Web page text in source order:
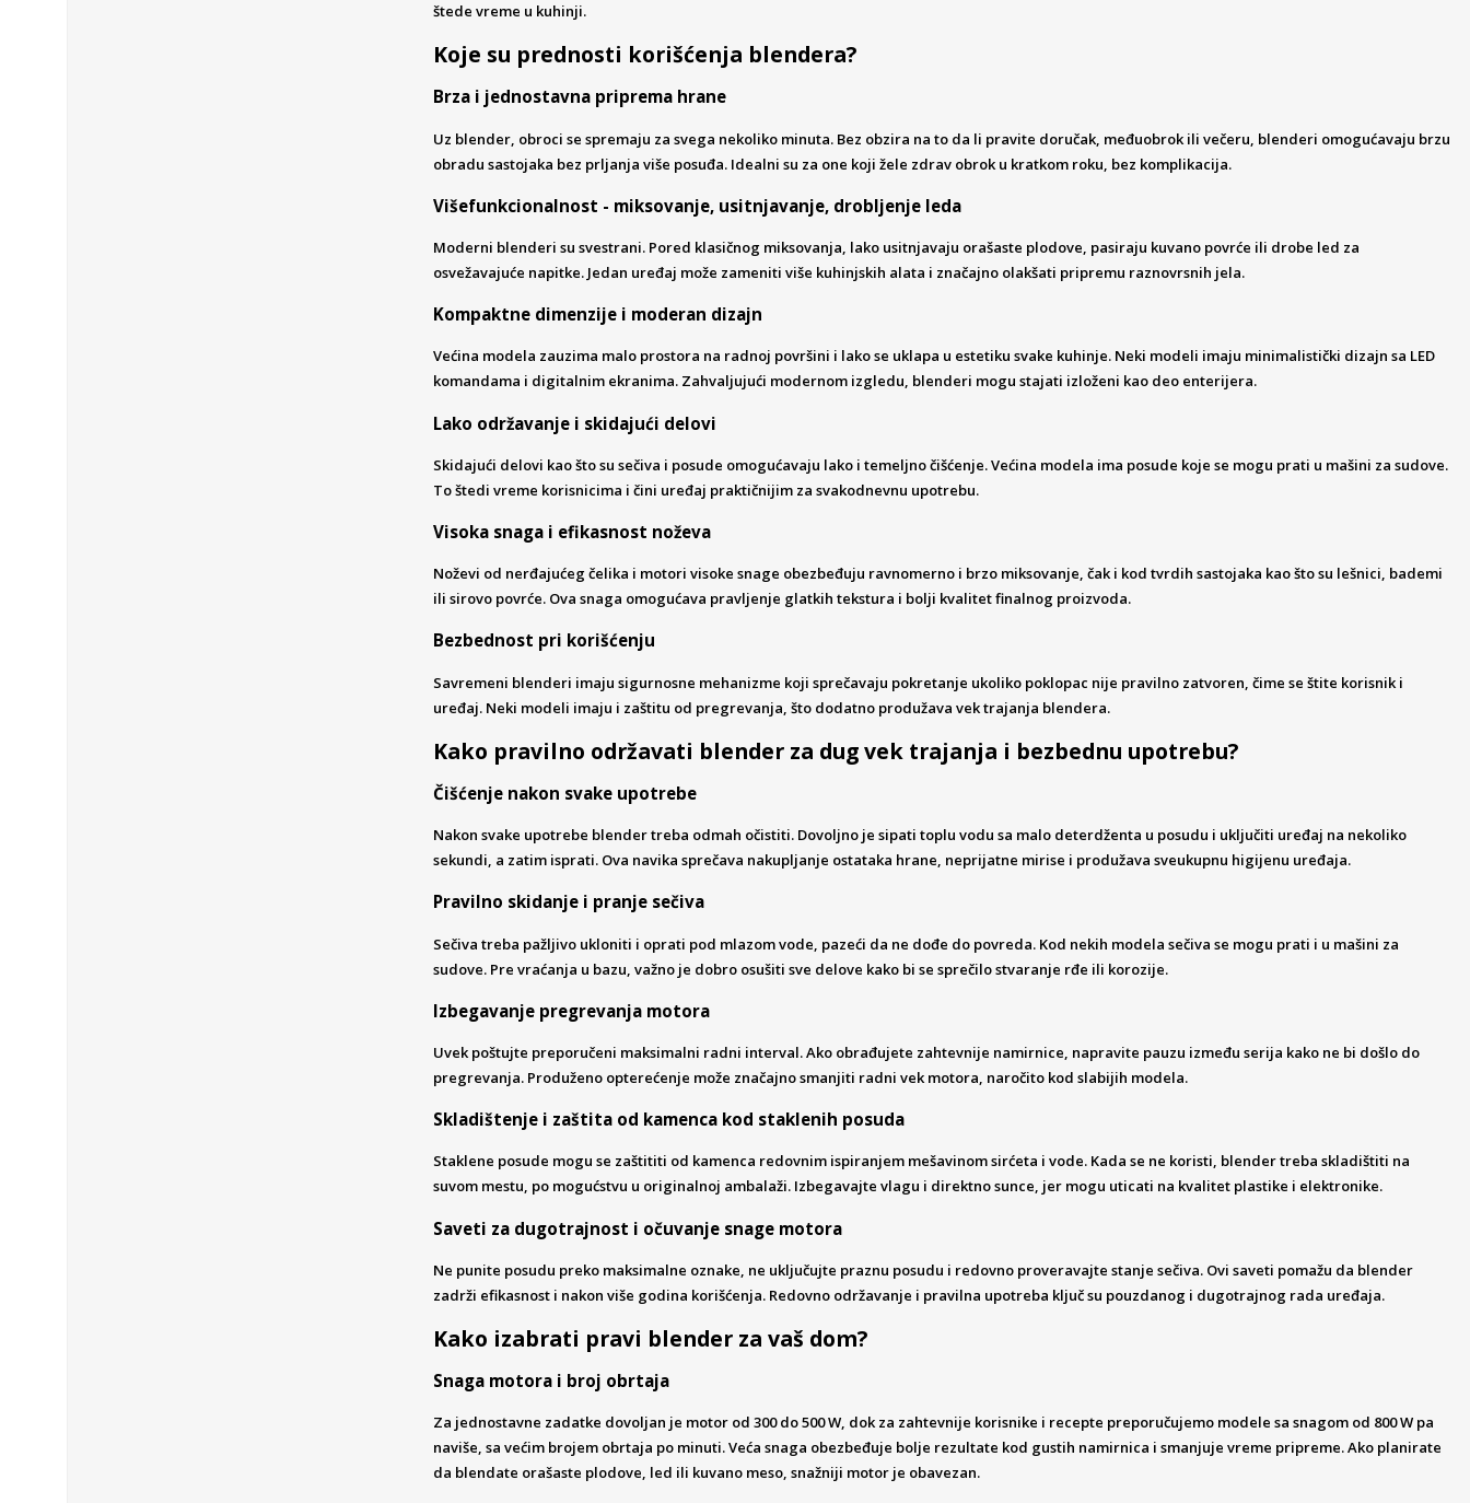
štede vreme u kuhinji.
Koje su prednosti korišćenja blendera?
Brza i jednostavna priprema hrane
Uz blender, obroci se spremaju za svega nekoliko minuta. Bez obzira na to da li pravite doručak, međuobrok ili večeru, blenderi omogućavaju brzu
obradu sastojaka bez prljanja više posuđa. Idealni su za one koji žele zdrav obrok u kratkom roku, bez komplikacija.
Višefunkcionalnost - miksovanje, usitnjavanje, drobljenje leda
Moderni blenderi su svestrani. Pored klasičnog miksovanja, lako usitnjavaju orašaste plodove, pasiraju kuvano povrće ili drobe led za
osvežavajuće napitke. Jedan uređaj može zameniti više kuhinjskih alata i značajno olakšati pripremu raznovrsnih jela.
Kompaktne dimenzije i moderan dizajn
Većina modela zauzima malo prostora na radnoj površini i lako se uklapa u estetiku svake kuhinje. Neki modeli imaju minimalistički dizajn sa LED
komandama i digitalnim ekranima. Zahvaljujući modernom izgledu, blenderi mogu stajati izloženi kao deo enterijera.
Lako održavanje i skidajući delovi
Skidajući delovi kao što su sečiva i posude omogućavaju lako i temeljno čišćenje. Većina modela ima posude koje se mogu prati u mašini za sudove.
To štedi vreme korisnicima i čini uređaj praktičnijim za svakodnevnu upotrebu.
Visoka snaga i efikasnost noževa
Noževi od nerđajućeg čelika i motori visoke snage obezbeđuju ravnomerno i brzo miksovanje, čak i kod tvrdih sastojaka kao što su lešnici, bademi
ili sirovo povrće. Ova snaga omogućava pravljenje glatkih tekstura i bolji kvalitet finalnog proizvoda.
Bezbednost pri korišćenju
Savremeni blenderi imaju sigurnosne mehanizme koji sprečavaju pokretanje ukoliko poklopac nije pravilno zatvoren, čime se štite korisnik i
uređaj. Neki modeli imaju i zaštitu od pregrevanja, što dodatno produžava vek trajanja blendera.
Kako pravilno održavati blender za dug vek trajanja i bezbednu upotrebu?
Čišćenje nakon svake upotrebe
Nakon svake upotrebe blender treba odmah očistiti. Dovoljno je sipati toplu vodu sa malo deterdženta u posudu i uključiti uređaj na nekoliko
sekundi, a zatim isprati. Ova navika sprečava nakupljanje ostataka hrane, neprijatne mirise i produžava sveukupnu higijenu uređaja.
Pravilno skidanje i pranje sečiva
Sečiva treba pažljivo ukloniti i oprati pod mlazom vode, pazeći da ne dođe do povreda. Kod nekih modela sečiva se mogu prati i u mašini za
sudove. Pre vraćanja u bazu, važno je dobro osušiti sve delove kako bi se sprečilo stvaranje rđe ili korozije.
Izbegavanje pregrevanja motora
Uvek poštujte preporučeni maksimalni radni interval. Ako obrađujete zahtevnije namirnice, napravite pauzu između serija kako ne bi došlo do
pregrevanja. Produženo opterećenje može značajno smanjiti radni vek motora, naročito kod slabijih modela.
Skladištenje i zaštita od kamenca kod staklenih posuda
Staklene posude mogu se zaštititi od kamenca redovnim ispiranjem mešavinom sirćeta i vode. Kada se ne koristi, blender treba skladištiti na
suvom mestu, po mogućstvu u originalnoj ambalaži. Izbegavajte vlagu i direktno sunce, jer mogu uticati na kvalitet plastike i elektronike.
Saveti za dugotrajnost i očuvanje snage motora
Ne punite posudu preko maksimalne oznake, ne uključujte praznu posudu i redovno proveravajte stanje sečiva. Ovi saveti pomažu da blender
zadrži efikasnost i nakon više godina korišćenja. Redovno održavanje i pravilna upotreba ključ su pouzdanog i dugotrajnog rada uređaja.
Kako izabrati pravi blender za vaš dom?
Snaga motora i broj obrtaja
Za jednostavne zadatke dovoljan je motor od 300 do 500 W, dok za zahtevnije korisnike i recepte preporučujemo modele sa snagom od 800 W pa
naviše, sa većim brojem obrtaja po minuti. Veća snaga obezbeđuje bolje rezultate kod gustih namirnica i smanjuje vreme pripreme. Ako planirate
da blendate orašaste plodove, led ili kuvano meso, snažniji motor je obavezan.